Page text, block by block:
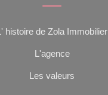
L' histoire de Zola Immobilier
L'agence
Les valeurs